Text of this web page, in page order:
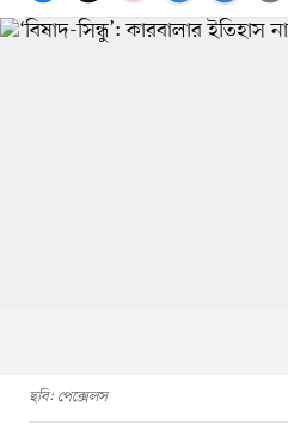
ছবি: পেক্সেলস